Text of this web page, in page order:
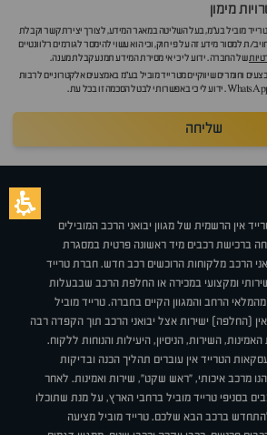
מימון
מוביל בע"מ, בעל השליטה במאגר המידע, לצורך יצירת קשר וקבלת
ת למסור מידע זה על פי חוק, וכי הוא עשוי להימסר לגורמים רלוונטיים
של החברה. ידוע לי כי אי מסירת המידע תמנע קבלת מענה.
וחומרים שיווקיים מטרייד מוביל בע"מ באמצעים אלקטרוניים לרבות
שליחה
אין הרשמית של מגוון יבואני הרכב המובילים
ברכישת רכבים מיד ראשונה פרטית במסגרת
הרכב מלקוחות הרוכשים רכב חדש. חברת טרייד
ומקצועי במכירה או החלפת הרכב שבבעלות
הרחב והמגוון הקיים בחברה. טרייד מוביל
(החלפה) ישירות אצל יבואני הרכב תוך הקפדה רבה
השירות, הניסיון, היעילות והנוחות ללקוח.
הטרייד אין עוברים תהליך הכנה ובדיקות
מרכב איכותי, "ראש שקט", שירות ואמינות. לאחר
בסניפי טרייד מוביל ברחבי הארץ, על מנת שתוכלו
ברכב הבא שלכם. טרייד מוביל מציעה